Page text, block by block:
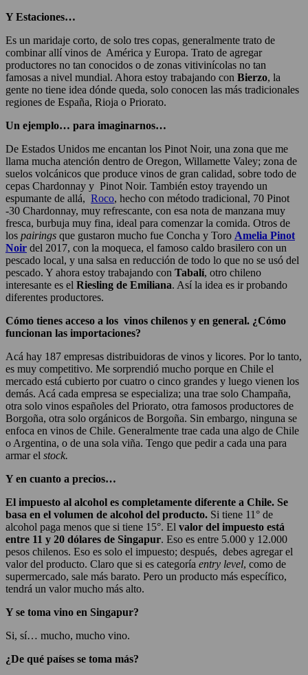
Y Estaciones…
Es un maridaje corto, de solo tres copas, generalmente trato de
combinar allí vinos de América y Europa. Trato de agregar
productores no tan conocidos o de zonas vitivinícolas no tan
famosas a nivel mundial. Ahora estoy trabajando con Bierzo, la
gente no tiene idea dónde queda, solo conocen las más tradicionales
regiones de España, Rioja o Priorato.
Un ejemplo… para imaginarnos…
De Estados Unidos me encantan los Pinot Noir, una zona que me
llama mucha atención dentro de Oregon, Willamette Valey; zona de
suelos volcánicos que produce vinos de gran calidad, sobre todo de
cepas Chardonnay y Pinot Noir. También estoy trayendo un
espumante de allá, Roco, hecho con método tradicional, 70 Pinot
-30 Chardonnay, muy refrescante, con esa nota de manzana muy
fresca, burbuja muy fina, ideal para comenzar la comida. Otros de
los pairings que gustaron mucho fue Concha y Toro Amelia Pinot
Noir del 2017, con la moqueca, el famoso caldo brasilero con un
pescado local, y una salsa en reducción de todo lo que no se usó del
pescado. Y ahora estoy trabajando con Tabalí, otro chileno
interesante es el Riesling de Emiliana. Así la idea es ir probando
diferentes productores.
Cómo tienes acceso a los vinos chilenos y en general. ¿Cómo
funcionan las importaciones?
Acá hay 187 empresas distribuidoras de vinos y licores. Por lo tanto,
es muy competitivo. Me sorprendió mucho porque en Chile el
mercado está cubierto por cuatro o cinco grandes y luego vienen los
demás. Acá cada empresa se especializa; una trae solo Champaña,
otra solo vinos españoles del Priorato, otra famosos productores de
Borgoña, otra solo orgánicos de Borgoña. Sin embargo, ninguna se
enfoca en vinos de Chile. Generalmente trae cada una algo de Chile
o Argentina, o de una sola viña. Tengo que pedir a cada una para
armar el stock.
Y en cuanto a precios…
El impuesto al alcohol es completamente diferente a Chile. Se
basa en el volumen de alcohol del producto. Si tiene 11° de
alcohol paga menos que si tiene 15°. El valor del impuesto está
entre 11 y 20 dólares de Singapur. Eso es entre 5.000 y 12.000
pesos chilenos. Eso es solo el impuesto; después, debes agregar el
valor del producto. Claro que si es categoría entry level, como de
supermercado, sale más barato. Pero un producto más específico,
tendrá un valor mucho más alto.
Y se toma vino en Singapur?
Si, sí… mucho, mucho vino.
¿De qué países se toma más?